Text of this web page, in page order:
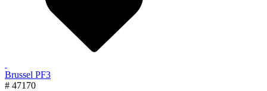
Brussel PF3
# 47170